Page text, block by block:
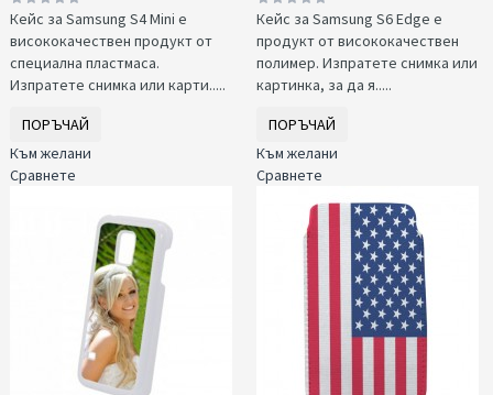
Кейс за Samsung S4 Mini е
висококачествен продукт от
специална пластмаса.
Изпратете снимка или карти.....
ПОРЪЧАЙ
Към желани
Сравнете
Кейс за Samsung S6 Edge е
продукт от висококачествен
полимер. Изпратете снимка или
картинка, за да я.....
ПОРЪЧАЙ
Към желани
Сравнете